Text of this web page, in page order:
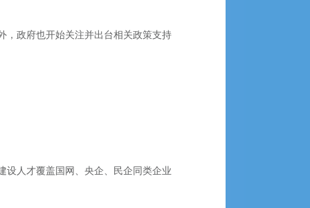
，政府也开始关注并出台相关政策支持
设人才覆盖国网、央企、民企同类企业